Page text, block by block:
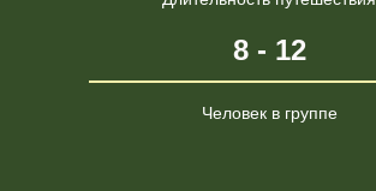
8 - 12
Человек в группе